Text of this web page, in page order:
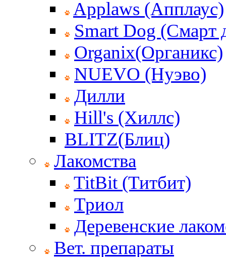
Applaws (Апплаус)
Smart Dog (Смарт
Organix(Органикс)
NUEVO (Нуэво)
Дилли
Hill's (Хиллс)
BLITZ(Блиц)
Лакомства
TitBit (Титбит)
Триол
Деревенские
Вет. препараты